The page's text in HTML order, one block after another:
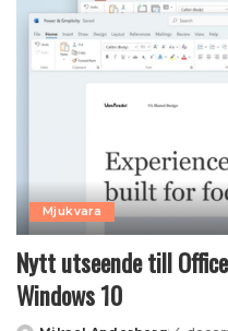
Mjukvara
Nytt utseende till
Windows 10